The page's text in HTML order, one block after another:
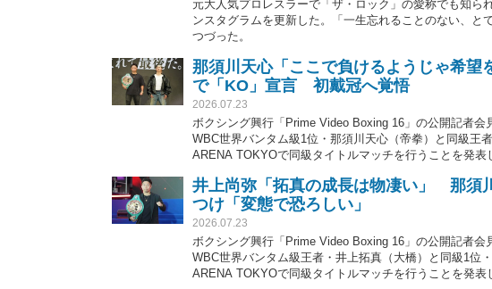
元大人気プロレスラーで「ザ・ロック」の愛称でも知ら
ンスタグラムを更新した。「一生忘れることのない、と
つづった。
那須川天心「ここで負けるようじゃ希
で「KO」宣言 初戴冠へ覚悟
2026.07.23
ボクシング興行「Prime Video Boxing 16」の公開記者会
WBC世界バンタム級1位・那須川天心（帝拳）と同級王
ARENA TOKYOで同級タイトルマッチを行うことを発表
が22勝（5KO）2敗。
井上尚弥「拓真の成長は物凄い」 那須
つけ「変態で恐ろしい」
2026.07.23
ボクシング興行「Prime Video Boxing 16」の公開記者会
WBC世界バンタム級王者・井上拓真（大橋）と同級1位
ARENA TOKYOで同級タイトルマッチを行うことを発